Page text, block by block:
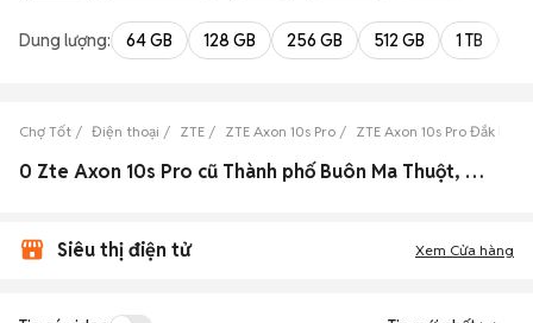
Dung lượng: 64 GB 128 GB 256 GB 512 GB 1 TB
Chợ Tốt Điện thoại ZTE ZTE Axon 10s Pro ZTE Axon 10s Pro Đắk Lắk
0 Zte Axon 10s Pro cũ Thành phố Buôn Ma Thuột, Đắk Lắk đẹp
Siêu thị điện tử Xem Cửa hàng